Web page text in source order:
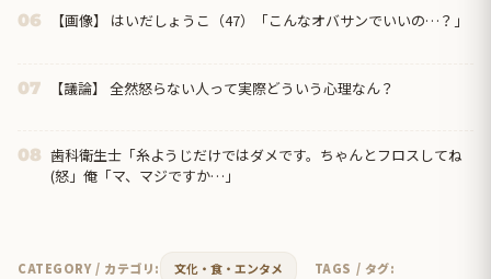
06 【画像】 はいだしょうこ（47）「こんなオバサンでいいの…？」
07 【議論】 全然怒らない人って実際どういう心理なん？
08 歯科衛生士「糸ようじだけではダメです。ちゃんとフロスしてね
(怒」俺「マ、マジですか…」
CATEGORY / カテゴリ: 文化・食・エンタメ
TAGS / タグ: